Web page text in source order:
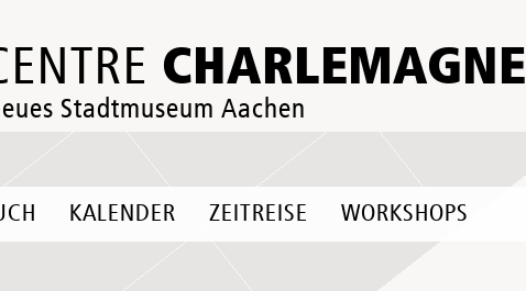
CHARLEMAGNE
Stadtmuseum Aachen
KALENDER ZEITREISE WORKSHOPS